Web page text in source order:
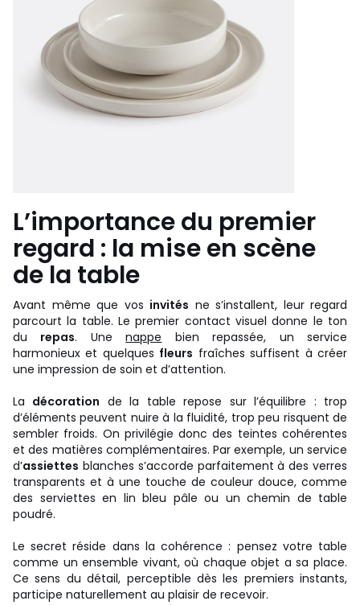
L’importance du premier
regard : la mise en scène
de la table
Avant même que vos invités ne s’installent, leur regard
parcourt la table. Le premier contact visuel donne le ton
du repas. Unenappe bien repassée, un service
harmonieux et quelques fleurs fraîches suffisent à créer
une impression de soin et d’attention.
La décoration de la table repose sur l’équilibre : trop
d’éléments peuvent nuire à la fluidité, trop peu risquent de
sembler froids. On privilégie donc des teintes cohérentes
et des matières complémentaires. Par exemple, un service
d’assiettes blanches s’accorde parfaitement à des verres
transparents et à une touche de couleur douce, comme
des serviettes en lin bleu pâle ou un chemin de table
poudré.
Le secret réside dans la cohérence : pensez votre table
comme un ensemble vivant, où chaque objet a sa place.
Ce sens du détail, perceptible dès les premiers instants,
participe naturellement au plaisir de recevoir.